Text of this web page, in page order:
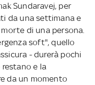
Sundaravej, per
da una settimana e
di una persona.
soft", quello
- durerà pochi
e la
da un momento